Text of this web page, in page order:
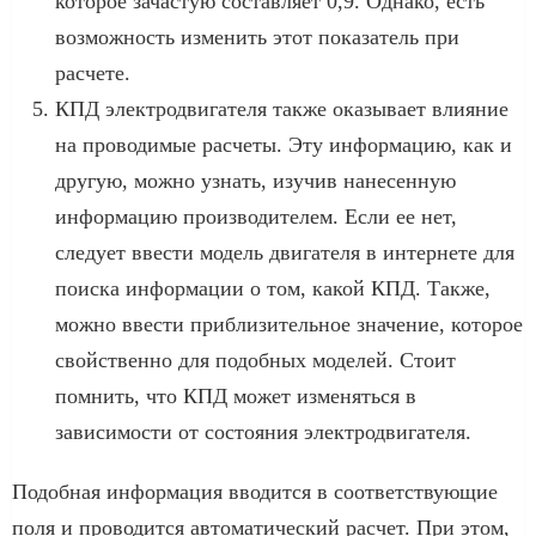
возможность изменить этот показатель при
расчете.
КПД электродвигателя также оказывает влияние
на проводимые расчеты. Эту информацию, как и
другую, можно узнать, изучив нанесенную
информацию производителем. Если ее нет,
следует ввести модель двигателя в интернете для
поиска информации о том, какой КПД. Также,
можно ввести приблизительное значение, которое
свойственно для подобных моделей. Стоит
помнить, что КПД может изменяться в
зависимости от состояния электродвигателя.
Подобная информация вводится в соответствующие
поля и проводится автоматический расчет. При этом,